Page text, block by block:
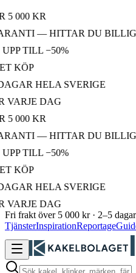
KR
— HITTAR DU
TILL −50%
HELA SVERIGE
DAG
KR
— HITTAR DU
TILL −50%
HELA SVERIGE
DAG
Fri frakt över 5 000 kr · 2–5
TjänsterInspirationReportage